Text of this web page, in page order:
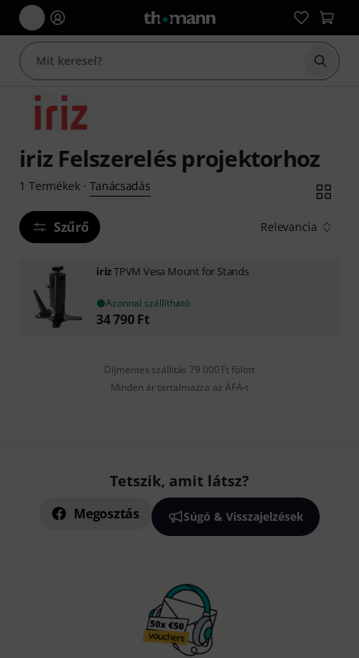
iriz Felszerelés projektorhoz
1 Termékek· Tanácsadás
Szűrő Relevancia
irizTPVM Vesa Mount for Stands
Azonnal szállítható
34 790 Ft
Díjmentes szállítás 79 000 Ft fölött
Minden ár tartalmazza az ÁFÁ-t
Tetszik, amit látsz?
Megosztás Súgó & Visszajelzések